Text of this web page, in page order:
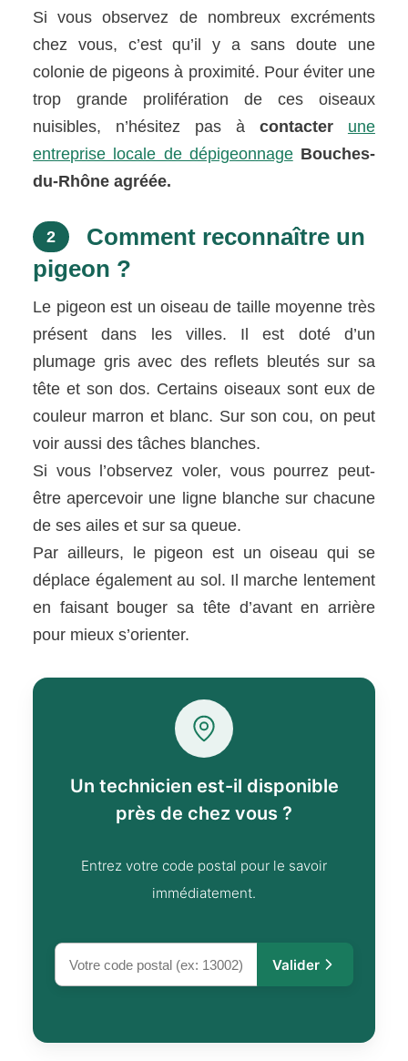
Si vous observez de nombreux excréments
chez vous, c’est qu’il y a sans doute une
colonie de pigeons à proximité. Pour éviter une
trop grande prolifération de ces oiseaux
nuisibles, n’hésitez pas àcontacter une
entreprise locale de dépigeonnageBouches-
du-Rhône agréée.
2
Comment reconnaître un
pigeon ?
Le pigeon est un oiseau de taille moyenne très
présent dans les villes. Il est doté d’un
plumage gris avec des reflets bleutés sur sa
tête et son dos. Certains oiseaux sont eux de
couleur marron et blanc. Sur son cou, on peut
voir aussi des tâches blanches.
Si vous l’observez voler, vous pourrez peut-
être apercevoir une ligne blanche sur chacune
de ses ailes et sur sa queue.
Par ailleurs, le pigeon est un oiseau qui se
déplace également au sol. Il marche lentement
en faisant bouger sa tête d’avant en arrière
pour mieux s’orienter.
Un technicien est-il disponible
près de chez vous ?
Entrez votre code postal pour le savoir
immédiatement.
Valider